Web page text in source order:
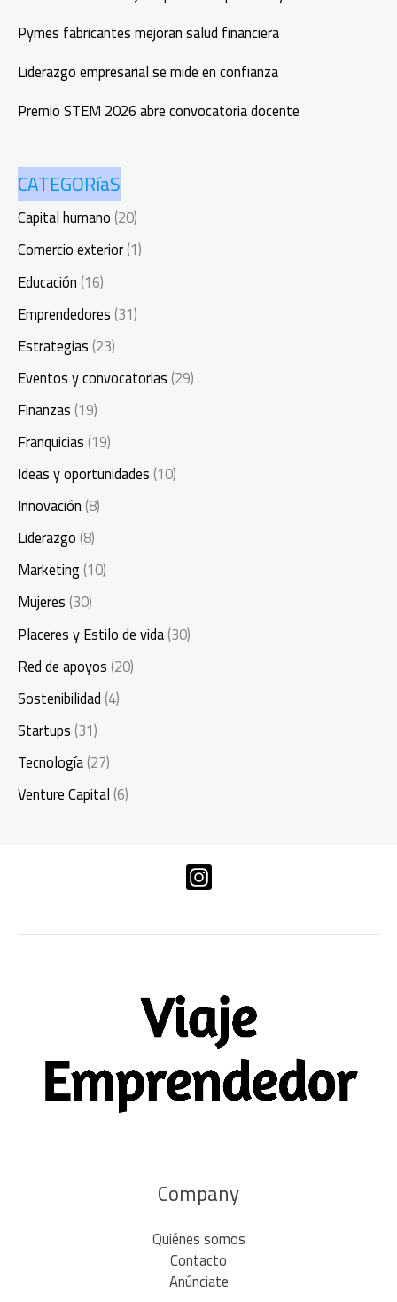
Pymes fabricantes mejoran salud financiera
Liderazgo empresarial se mide en confianza
Premio STEM 2026 abre convocatoria docente
CATEGORíaS
Capital humano(20)
Comercio exterior(1)
Educación(16)
Emprendedores(31)
Estrategias(23)
Eventos y convocatorias(29)
Finanzas(19)
Franquicias(19)
Ideas y oportunidades(10)
Innovación(8)
Liderazgo(8)
Marketing(10)
Mujeres(30)
Placeres y Estilo de vida(30)
Red de apoyos(20)
Sostenibilidad(4)
Startups(31)
Tecnología(27)
Venture Capital(6)
Company
Quiénes somos
Contacto
Anúnciate